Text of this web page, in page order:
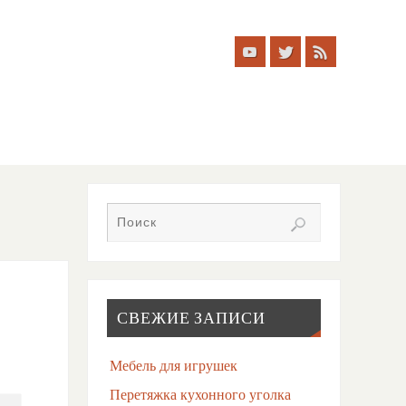
СВЕЖИЕ ЗАПИСИ
Мебель для игрушек
Перетяжка кухонного уголка